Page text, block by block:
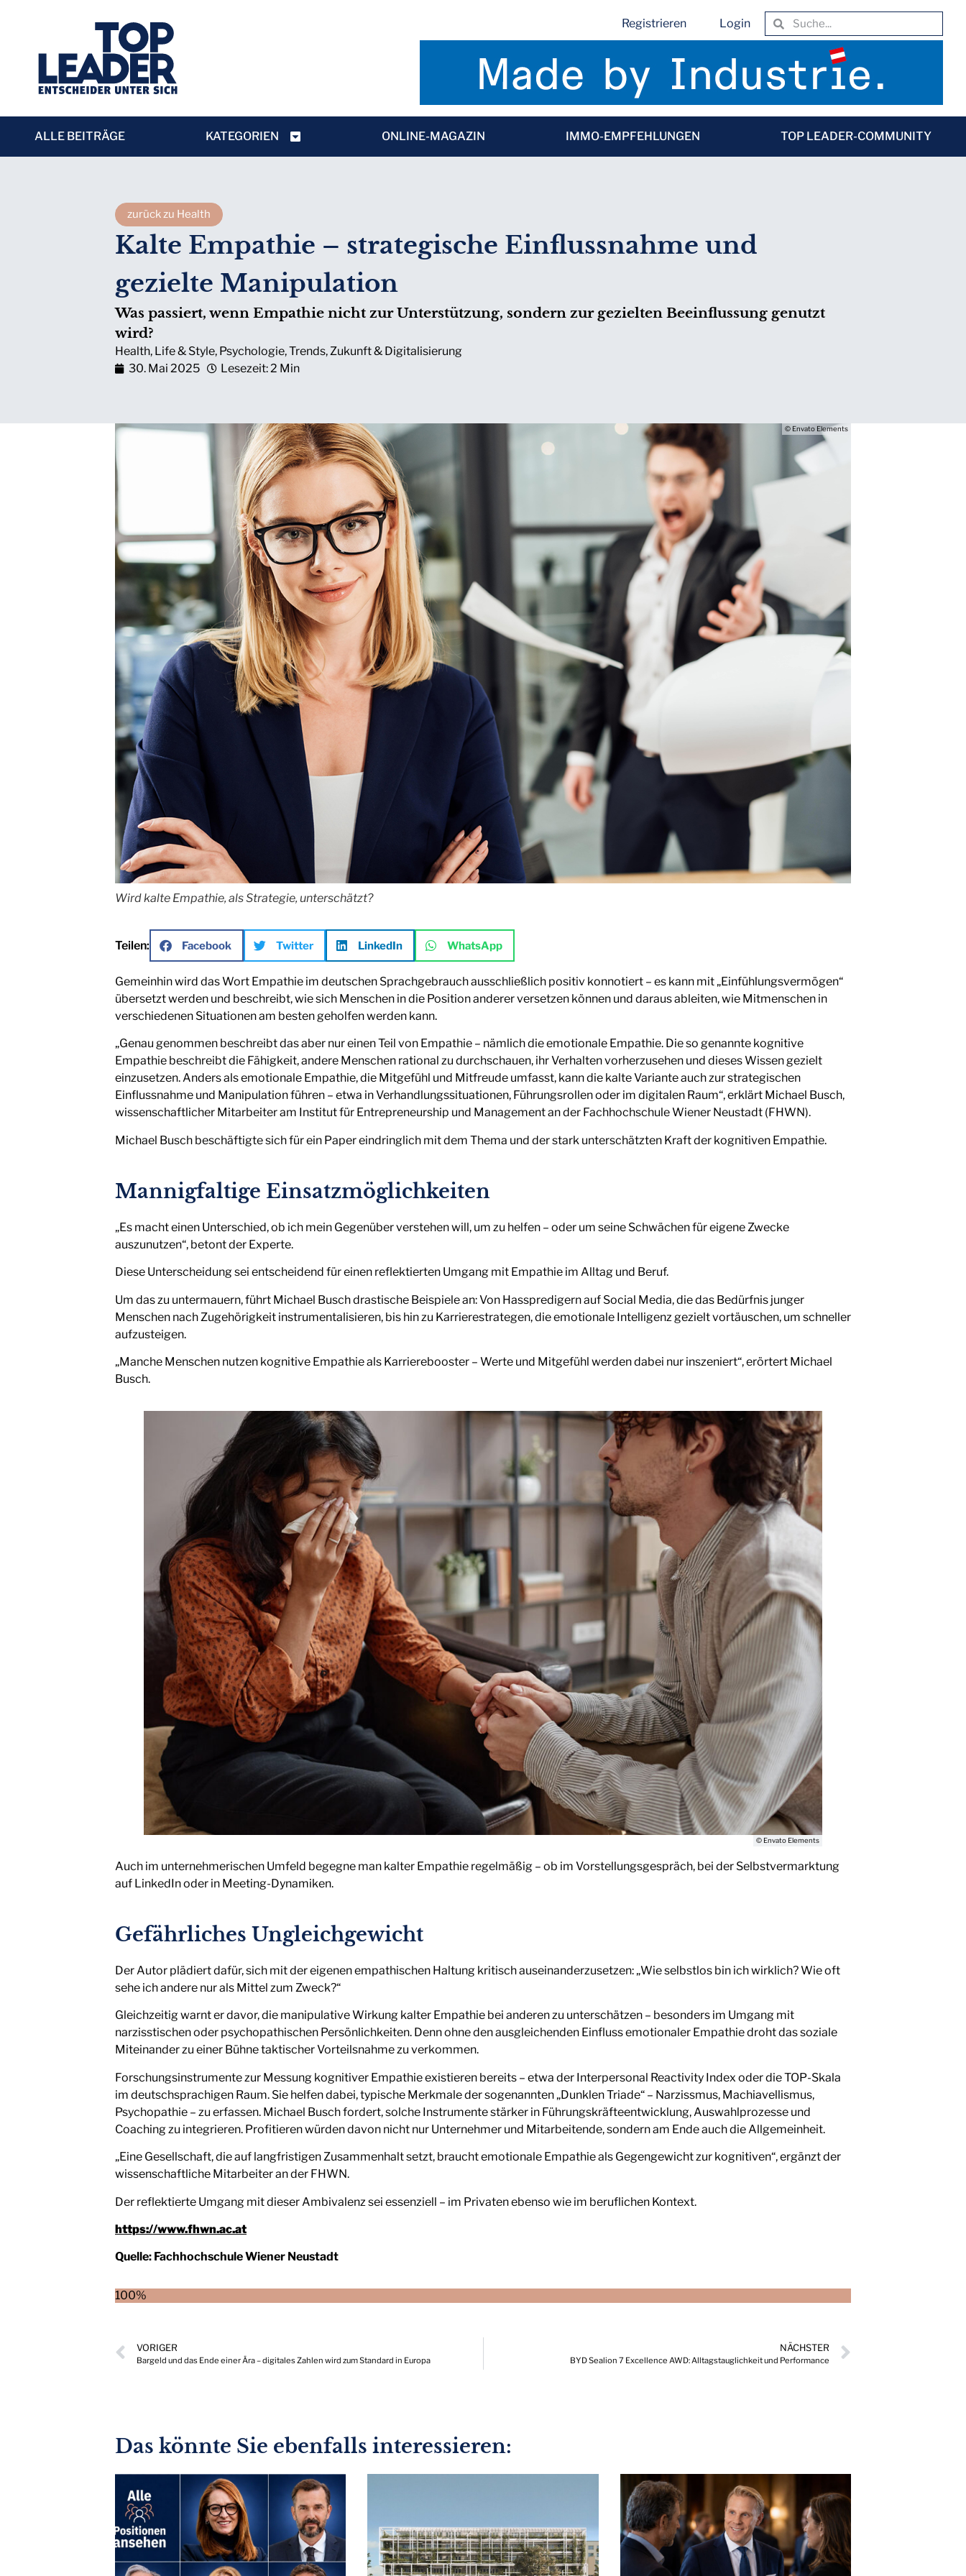
Registrieren Login
ALLE BEITRÄGE KATEGORIEN ONLINE-MAGAZIN IMMO-EMPFEHLUNGEN TOP LEADER-COMMUNITY
zurück zu Health
Kalte Empathie – strategische Einflussnahme und
gezielte Manipulation
Was passiert, wenn Empathie nicht zur Unterstützung, sondern zur gezielten Beeinflussung genutzt
wird?
Health, Life & Style, Psychologie,Trends,Zukunft & Digitalisierung
30. Mai 2025
Lesezeit: 2 Min
© Envato Elements
Wird kalte Empathie, als Strategie, unterschätzt?
Teilen: Facebook Twitter LinkedIn WhatsApp
Gemeinhin wird das Wort Empathie im deutschen Sprachgebrauch ausschließlich positiv konnotiert – es kann mit „Einfühlungsvermögen“
übersetzt werden und beschreibt, wie sich Menschen in die Position anderer versetzen können und daraus ableiten, wie Mitmenschen in
verschiedenen Situationen am besten geholfen werden kann.
„Genau genommen beschreibt das aber nur einen Teil von Empathie – nämlich die emotionale Empathie. Die so genannte kognitive
Empathie beschreibt die Fähigkeit, andere Menschen rational zu durchschauen, ihr Verhalten vorherzusehen und dieses Wissen gezielt
einzusetzen. Anders als emotionale Empathie, die Mitgefühl und Mitfreude umfasst, kann die kalte Variante auch zur strategischen
Einflussnahme und Manipulation führen – etwa in Verhandlungssituationen, Führungsrollen oder im digitalen Raum“, erklärt Michael Busch,
wissenschaftlicher Mitarbeiter am Institut für Entrepreneurship und Management an der Fachhochschule Wiener Neustadt (FHWN).
Michael Busch beschäftigte sich für ein Paper eindringlich mit dem Thema und der stark unterschätzten Kraft der kognitiven Empathie.
Mannigfaltige Einsatzmöglichkeiten
„Es macht einen Unterschied, ob ich mein Gegenüber verstehen will, um zu helfen – oder um seine Schwächen für eigene Zwecke
auszunutzen“, betont der Experte.
Diese Unterscheidung sei entscheidend für einen reflektierten Umgang mit Empathie im Alltag und Beruf.
Um das zu untermauern, führt Michael Busch drastische Beispiele an: Von Hasspredigern auf Social Media, die das Bedürfnis junger
Menschen nach Zugehörigkeit instrumentalisieren, bis hin zu Karrierestrategen, die emotionale Intelligenz gezielt vortäuschen, um schneller
aufzusteigen.
„Manche Menschen nutzen kognitive Empathie als Karrierebooster – Werte und Mitgefühl werden dabei nur inszeniert“, erörtert Michael
Busch.
© Envato Elements
Auch im unternehmerischen Umfeld begegne man kalter Empathie regelmäßig – ob im Vorstellungsgespräch, bei der Selbstvermarktung
auf LinkedIn oder in Meeting-Dynamiken.
Gefährliches Ungleichgewicht
Der Autor plädiert dafür, sich mit der eigenen empathischen Haltung kritisch auseinanderzusetzen: „Wie selbstlos bin ich wirklich? Wie oft
sehe ich andere nur als Mittel zum Zweck?“
Gleichzeitig warnt er davor, die manipulative Wirkung kalter Empathie bei anderen zu unterschätzen – besonders im Umgang mit
narzisstischen oder psychopathischen Persönlichkeiten. Denn ohne den ausgleichenden Einfluss emotionaler Empathie droht das soziale
Miteinander zu einer Bühne taktischer Vorteilsnahme zu verkommen.
Forschungsinstrumente zur Messung kognitiver Empathie existieren bereits – etwa der Interpersonal Reactivity Index oder die TOP-Skala
im deutschsprachigen Raum. Sie helfen dabei, typische Merkmale der sogenannten „Dunklen Triade“ – Narzissmus, Machiavellismus,
Psychopathie – zu erfassen. Michael Busch fordert, solche Instrumente stärker in Führungskräfteentwicklung, Auswahlprozesse und
Coaching zu integrieren. Profitieren würden davon nicht nur Unternehmer und Mitarbeitende, sondern am Ende auch die Allgemeinheit.
„Eine Gesellschaft, die auf langfristigen Zusammenhalt setzt, braucht emotionale Empathie als Gegengewicht zur kognitiven“, ergänzt der
wissenschaftliche Mitarbeiter an der FHWN.
Der reflektierte Umgang mit dieser Ambivalenz sei essenziell – im Privaten ebenso wie im beruflichen Kontext.
https://www.fhwn.ac.at
Quelle: Fachhochschule Wiener Neustadt
100%
VORIGER
Bargeld und das Ende einer Ära – digitales Zahlen wird zum Standard in Europa
NÄCHSTER
BYD Sealion 7 Excellence AWD: Alltagstauglichkeit und Performance
Das könnte Sie ebenfalls interessieren: